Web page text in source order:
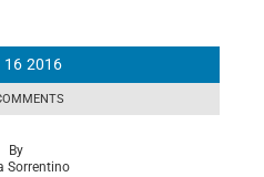
16 2016
By
Sorrentino